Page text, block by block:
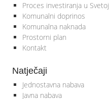
Proces investiranja u
Komunalni doprinos
Komunalna naknada
Prostorni plan
Kontakt
Natječaji
Jednostavna nabava
Javna nabava